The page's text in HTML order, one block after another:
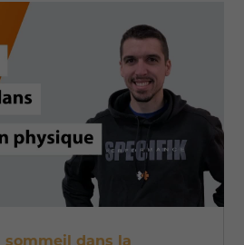
sommeil dans la